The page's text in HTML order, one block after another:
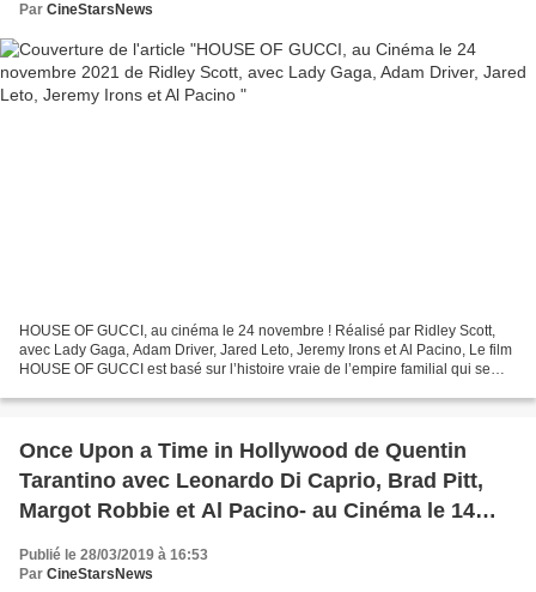
Par CineStarsNews
HOUSE OF GUCCI, au cinéma le 24 novembre ! Réalisé par Ridley Scott,
avec Lady Gaga, Adam Driver, Jared Leto, Jeremy Irons et Al Pacino, Le film
HOUSE OF GUCCI est basé sur l’histoire vraie de l’empire familial qui se
Once Upon a Time in Hollywood de Quentin
Tarantino avec Leonardo Di Caprio, Brad Pitt,
Margot Robbie et Al Pacino- au Cinéma le 14
Publié le 28/03/2019 à 16:53
Par CineStarsNews